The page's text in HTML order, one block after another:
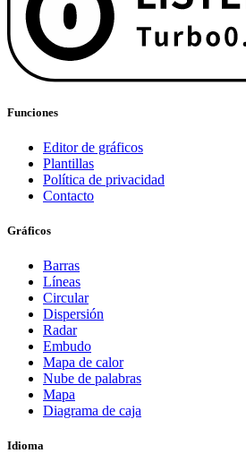
Funciones
Editor de gráficos
Plantillas
Política de privacidad
Contacto
Gráficos
Barras
Líneas
Circular
Dispersión
Radar
Embudo
Mapa de calor
Nube de palabras
Mapa
Diagrama de caja
Idioma